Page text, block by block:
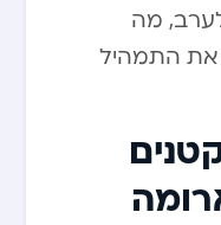
מה
התמהיל